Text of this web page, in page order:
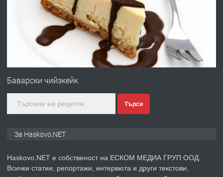
преди 3 дни
№4120 Магазин/Офис под наем в кв.
градската градина!
преди 4 дни
Баварски чийзкейк
Търси
За Haskovo.NET
Haskovo.NET е собственост на ЕСКОМ МЕДИА ГРУП ООД.
Всички статии, репортажи, интервюта и други текстови,